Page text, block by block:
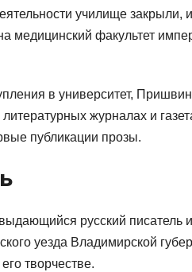
училище закрыли,
медицинский факультет
в университет,
журналах и
публикации прозы.
русский писатель
уезда Владимирской
творчестве.